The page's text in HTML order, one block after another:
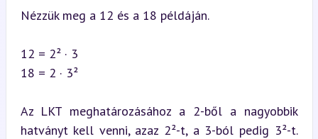
Nézzük meg a 12 és a 18 példáján.
12 = 2² · 3
18 = 2 · 3²
Az LKT meghatározásához a 2-ből a nagyobbik
hatványt kell venni, azaz 2²-t, a 3-ból pedig 3²-t.